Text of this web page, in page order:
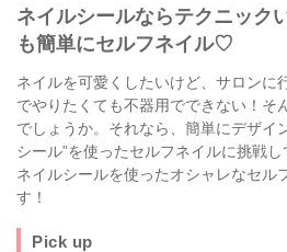
ネイルシールならテクニック
も簡単にセルフネイル♡
ネイルを可愛くしたいけど、サロンに
でやりたくても不器用でできない！そ
でしょうか。それなら、簡単にデザイ
シール”を使ったセルフネイルに挑戦し
ネイルシールを使ったオシャレなセル
す！
Pick up